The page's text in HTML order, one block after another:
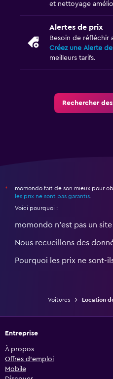
et nettoyage
Alertes de prix
Besoin de réfléchir
Créez une Alerte
meilleurs tarifs.
Rechercher
*
momondo fait de son mieux pour
les prix ne sont pas garantis.
Voici pourquoi :
momondo n'est pas un
Nous recueillons des
Pourquoi les prix ne sont-
Voitures Location
Entreprise
À propos
Offres d’emploi
Mobile